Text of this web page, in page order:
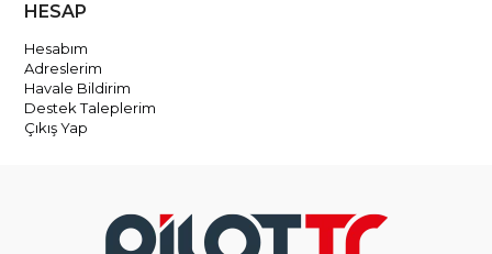
HESAP
Hesabım
Adreslerim
Havale Bildirim
Destek Taleplerim
Çıkış Yap